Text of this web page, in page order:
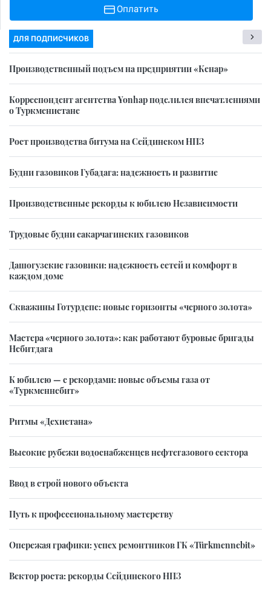
Оплатить
ДЛЯ ПОДПИСЧИКОВ
Производственный подъем на предприятии «Кенар»
Корреспондент агентства Yonhap поделился впечатлениями
о Туркменистане
Рост производства битума на Сейдинском НПЗ
Будни газовиков Губадага: надежность и развитие
Производственные рекорды к юбилею Независимости
Трудовые будни сакарчагинских газовиков
Дашогузские газовики: надежность сетей и комфорт в
каждом доме
Скважины Готурдепе: новые горизонты «черного золота»
Мастера «черного золота»: как работают буровые бригады
Небитдага
К юбилею — с рекордами: новые объемы газа от
«Туркменнебит»
Ритмы «Дехистана»
Высокие рубежи водоснабженцев нефтегазового сектора
Ввод в строй нового объекта
Путь к профессиональному мастерству
Опережая графики: успех ремонтников ГК «Türkmennebit»
Вектор роста: рекорды Сейдинского НПЗ